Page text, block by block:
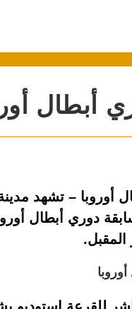
أبطال
أوروبا – تشهد
دوري أبطال